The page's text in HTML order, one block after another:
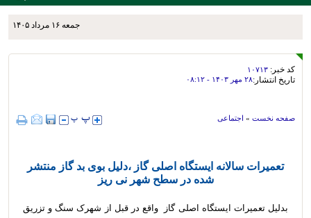
جمعه ۱۶ مرداد ۱۴۰۵
کد خبر: ۱۰۷۱۳
تاریخ انتشار:۲۸ مهر ۱۴۰۳ - ۰۸:۱۲
صفحه نخست » اجتماعی
تعمیرات سالانه ایستگاه اصلی گاز ،دلیل بوی بد گاز منتشر
شده در سطح شهر نی ریز
بدلیل تعمیرات ایستگاه اصلی گاز واقع در قبل از شهرک سنگ و تزریق